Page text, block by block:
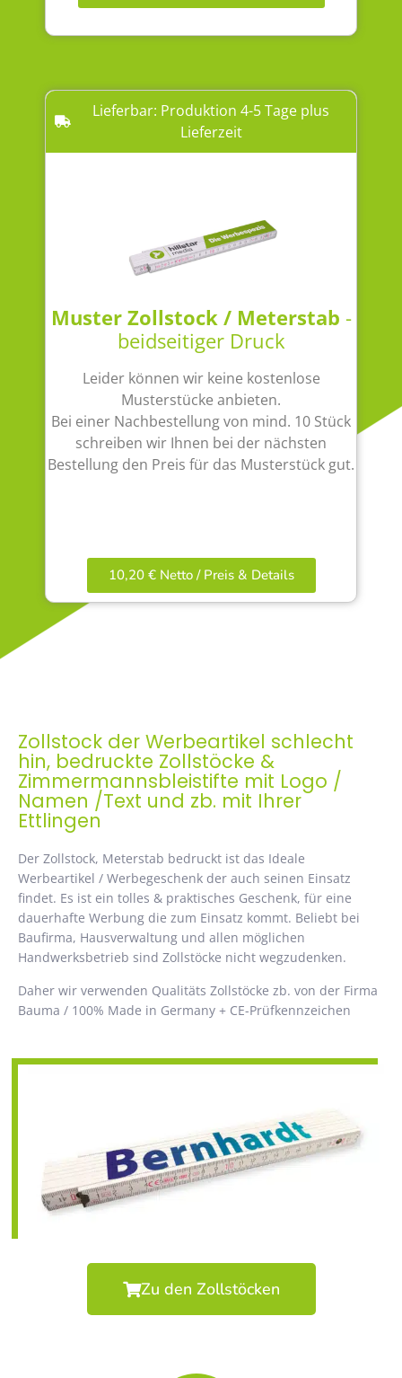
Lieferbar: Produktion 4-5 Tage plus
Lieferzeit
Muster Zollstock / Meterstab -
beidseitiger Druck
Leider können wir keine kostenlose
Musterstücke anbieten.
Bei einer Nachbestellung von mind. 10 Stück
schreiben wir Ihnen bei der nächsten
Bestellung den Preis für das Musterstück gut.
10,20 € Netto / Preis & Details
Zollstock der Werbeartikel schlecht
hin, bedruckte Zollstöcke &
Zimmermannsbleistifte mit Logo /
Namen /Text und zb. mit Ihrer
Ettlingen
Der Zollstock, Meterstab bedruckt ist das Ideale
Werbeartikel / Werbegeschenk der auch seinen Einsatz
findet. Es ist ein tolles & praktisches Geschenk, für eine
dauerhafte Werbung die zum Einsatz kommt. Beliebt bei
Baufirma, Hausverwaltung und allen möglichen
Handwerksbetrieb sind Zollstöcke nicht wegzudenken.
Daher wir verwenden Qualitäts Zollstöcke zb. von der Firma
Bauma / 100% Made in Germany + CE-Prüfkennzeichen
Zu den Zollstöcken